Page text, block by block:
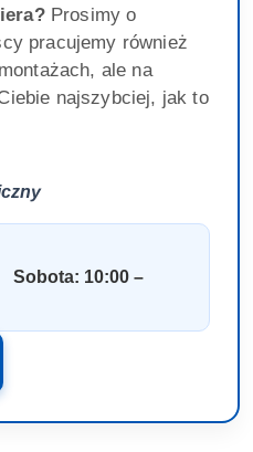
Prosimy o
pracujemy również
ale na
najszybciej, jak to
Sobota: 10:00 –